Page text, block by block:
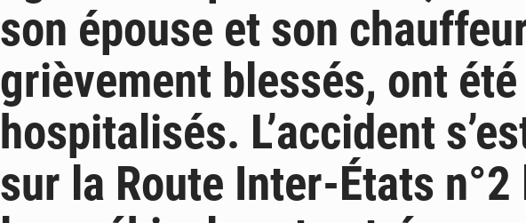
son épouse et son
grièvement blessés, ont été
hospitalisés. L’accident
sur la Route Inter-États